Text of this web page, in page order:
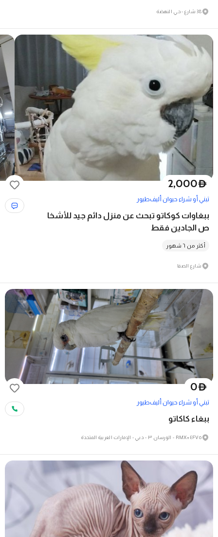
38 شارع - حي النهضة
D
2,000
تبني أو شراء حيوان أليفطيور
ببغاوات كوكاتو تبحث عن منزل دائم جيد للأشخا
ص الجادين فقط
أكثر من ٦ شهور
شارع الصفا
D
0
تبني أو شراء حيوان أليفطيور
ببغاء كاكاتو
٤FV٥+RMX - الورسان ٣ - دبي - الإمارات العربية المتحدة